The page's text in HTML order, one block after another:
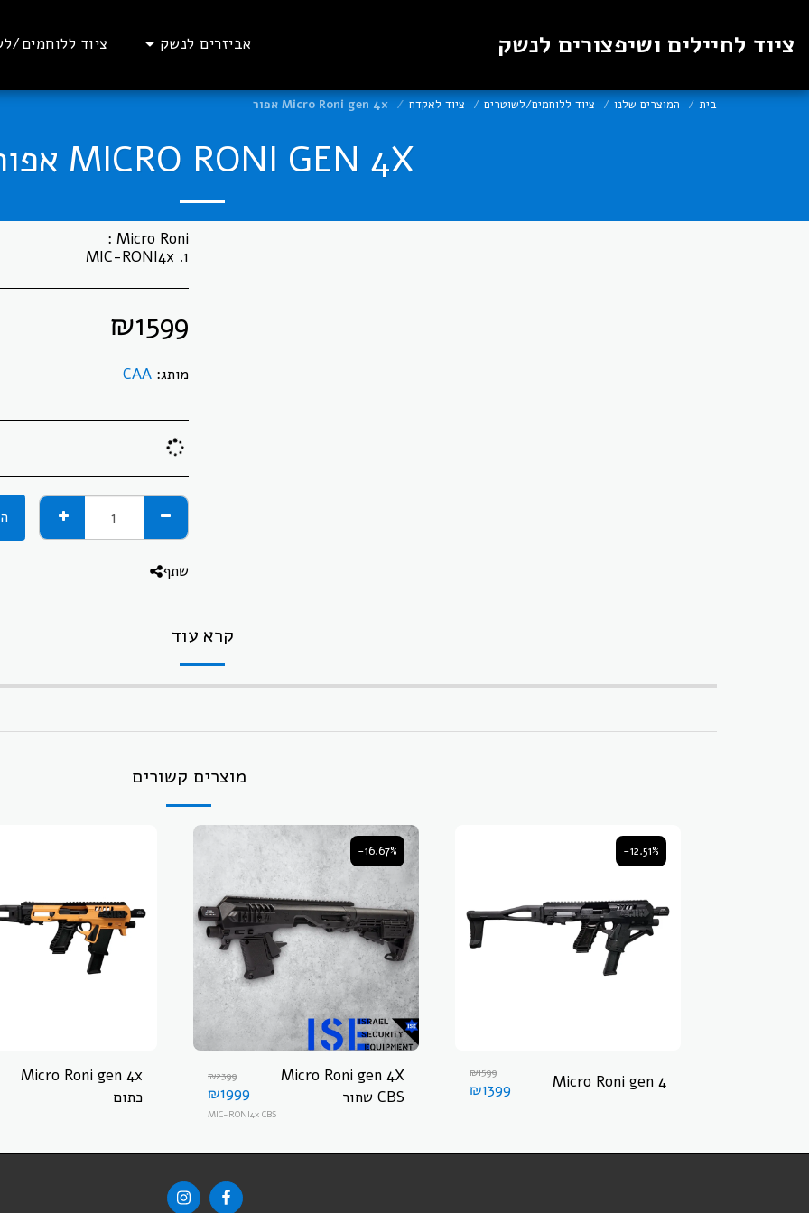
ציוד לחיילים ושיפצורים לנשק אביזרים לנשק ציוד ללוחמים/
בית המוצרים שלנו ציוד ללוחמים/לשוטרים ציוד לאקדח Micro Roni gen 4x אפור
MICRO RONI GEN 4X אפור
1. MIC-RONI4x
₪1599
מותג: CAA
שתף
קרא עוד
מוצרים קשורים
-12.51%
Micro Roni gen 4
₪1599
₪1399
-16.67%
Micro Roni gen 4X
CBS שחור
₪2399
₪1999
MIC-RONI4x CBS
Micro Roni gen 4x
כתום